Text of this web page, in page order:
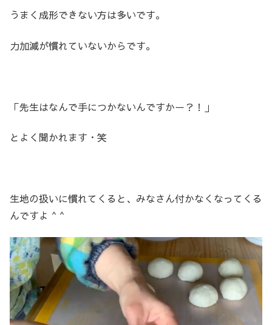
うまく成形できない方は多いです。
力加減が慣れていないからです。
「先生はなんで手につかないんですかー？！」
とよく聞かれます・笑
生地の扱いに慣れてくると、みなさん付かなくなってくる
んですよ ^ ^